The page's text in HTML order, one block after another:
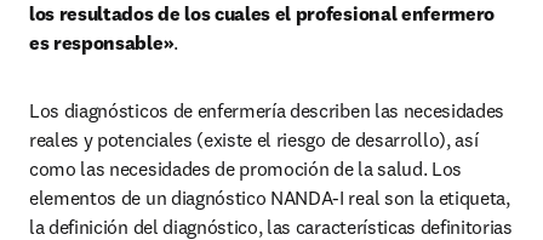
los resultados de los cuales el profesional enfermero
es responsable».
Los diagnósticos de enfermería describen las necesidades
reales y potenciales (existe el riesgo de desarrollo), así
como las necesidades de promoción de la salud. Los
elementos de un diagnóstico NANDA-I real son la etiqueta,
la definición del diagnóstico, las características definitorias